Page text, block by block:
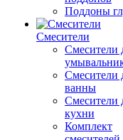
Поддоны
Смесители
Смесители
Смесители
ванны
Смесители
кухни
Комплект